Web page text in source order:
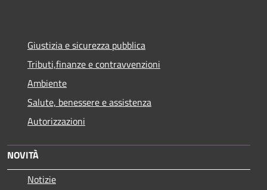
Giustizia e sicurezza pubblica
Tributi,finanze e contravvenzioni
Ambiente
Salute, benessere e assistenza
Autorizzazioni
NOVITÀ
Notizie